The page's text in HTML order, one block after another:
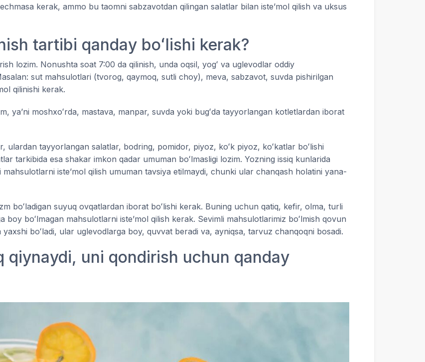
kerak, ammo bu taomni sabzavotdan qilingan salatlar bilan isteʼmol qilish va uksus
tartibi qanday boʻlishi kerak?
lozim. Nonushta soat 7:00 da qilinish, unda oqsil, yogʻ va uglevodlar oddiy
sut mahsulotlari (tvorog, qaymoq, sutli choy), meva, sabzavot, suvda pishirilgan
qilinishi kerak.
yaʼni moshxoʻrda, mastava, manpar, suvda yoki bugʻda tayyorlangan kotletlardan iborat
ulardan tayyorlangan salatlar, bodring, pomidor, piyoz, koʻk piyoz, koʻkatlar boʻlishi
tarkibida esa shakar imkon qadar umuman boʻlmasligi lozim. Yozning issiq kunlarida
isteʼmol qilish umuman tavsiya etilmaydi, chunki ular chanqash holatini yana-
boʻladigan suyuq ovqatlardan iborat boʻlishi kerak. Buning uchun qatiq, kefir, olma, turli
boʻlmagan mahsulotlarni isteʼmol qilish kerak. Sevimli mahsulotlarimiz boʻlmish qovun
boʻladi, ular uglevodlarga boy, quvvat beradi va, ayniqsa, tarvuz chanqoqni bosadi.
qiynaydi, uni qondirish uchun qanday